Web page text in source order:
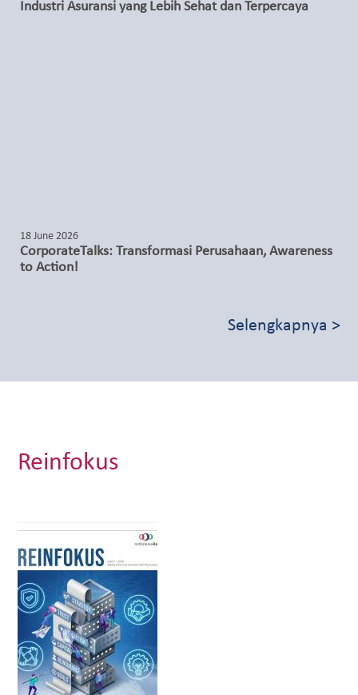
Industri Asuransi yang Lebih Sehat dan Terpercaya
18 June 2026
CorporateTalks: Transformasi Perusahaan, Awareness
to Action!
Selengkapnya >
Reinfokus